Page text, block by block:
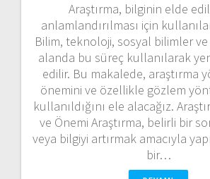
Araştırma, bilginin elde
anlamlandırılması için
Bilim, teknoloji, sosyal bilimler
alanda bu süreç kullanılarak
edilir. Bu makalede, araştırma
önemini ve özellikle gözlem
kullanıldığını ele alacağız.
ve Önemi Araştırma, belirli bir
veya bilgiyi artırmak amacıyla
bir…